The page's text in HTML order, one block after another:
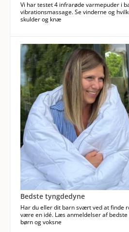
Vi har testet 4 infrarøde varmepuder i
vibrationsmassage. Se vinderne og
skulder og knæ
Bedste tyngdedyne
Har du eller dit barn svært ved at finde
være en idé. Læs anmeldelser af
børn og voksne